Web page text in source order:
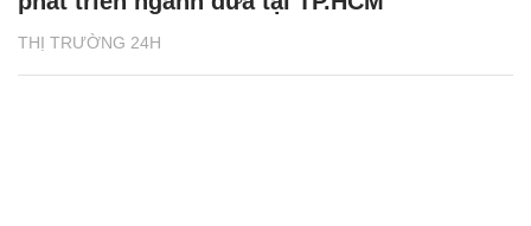
THỊ TRƯỜNG 24H